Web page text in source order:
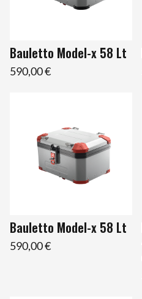
Bauletto Model-x 58 Lt
590,00 €
Bauletto Model-x 58 Lt
590,00 €